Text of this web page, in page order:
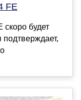
FE
будет